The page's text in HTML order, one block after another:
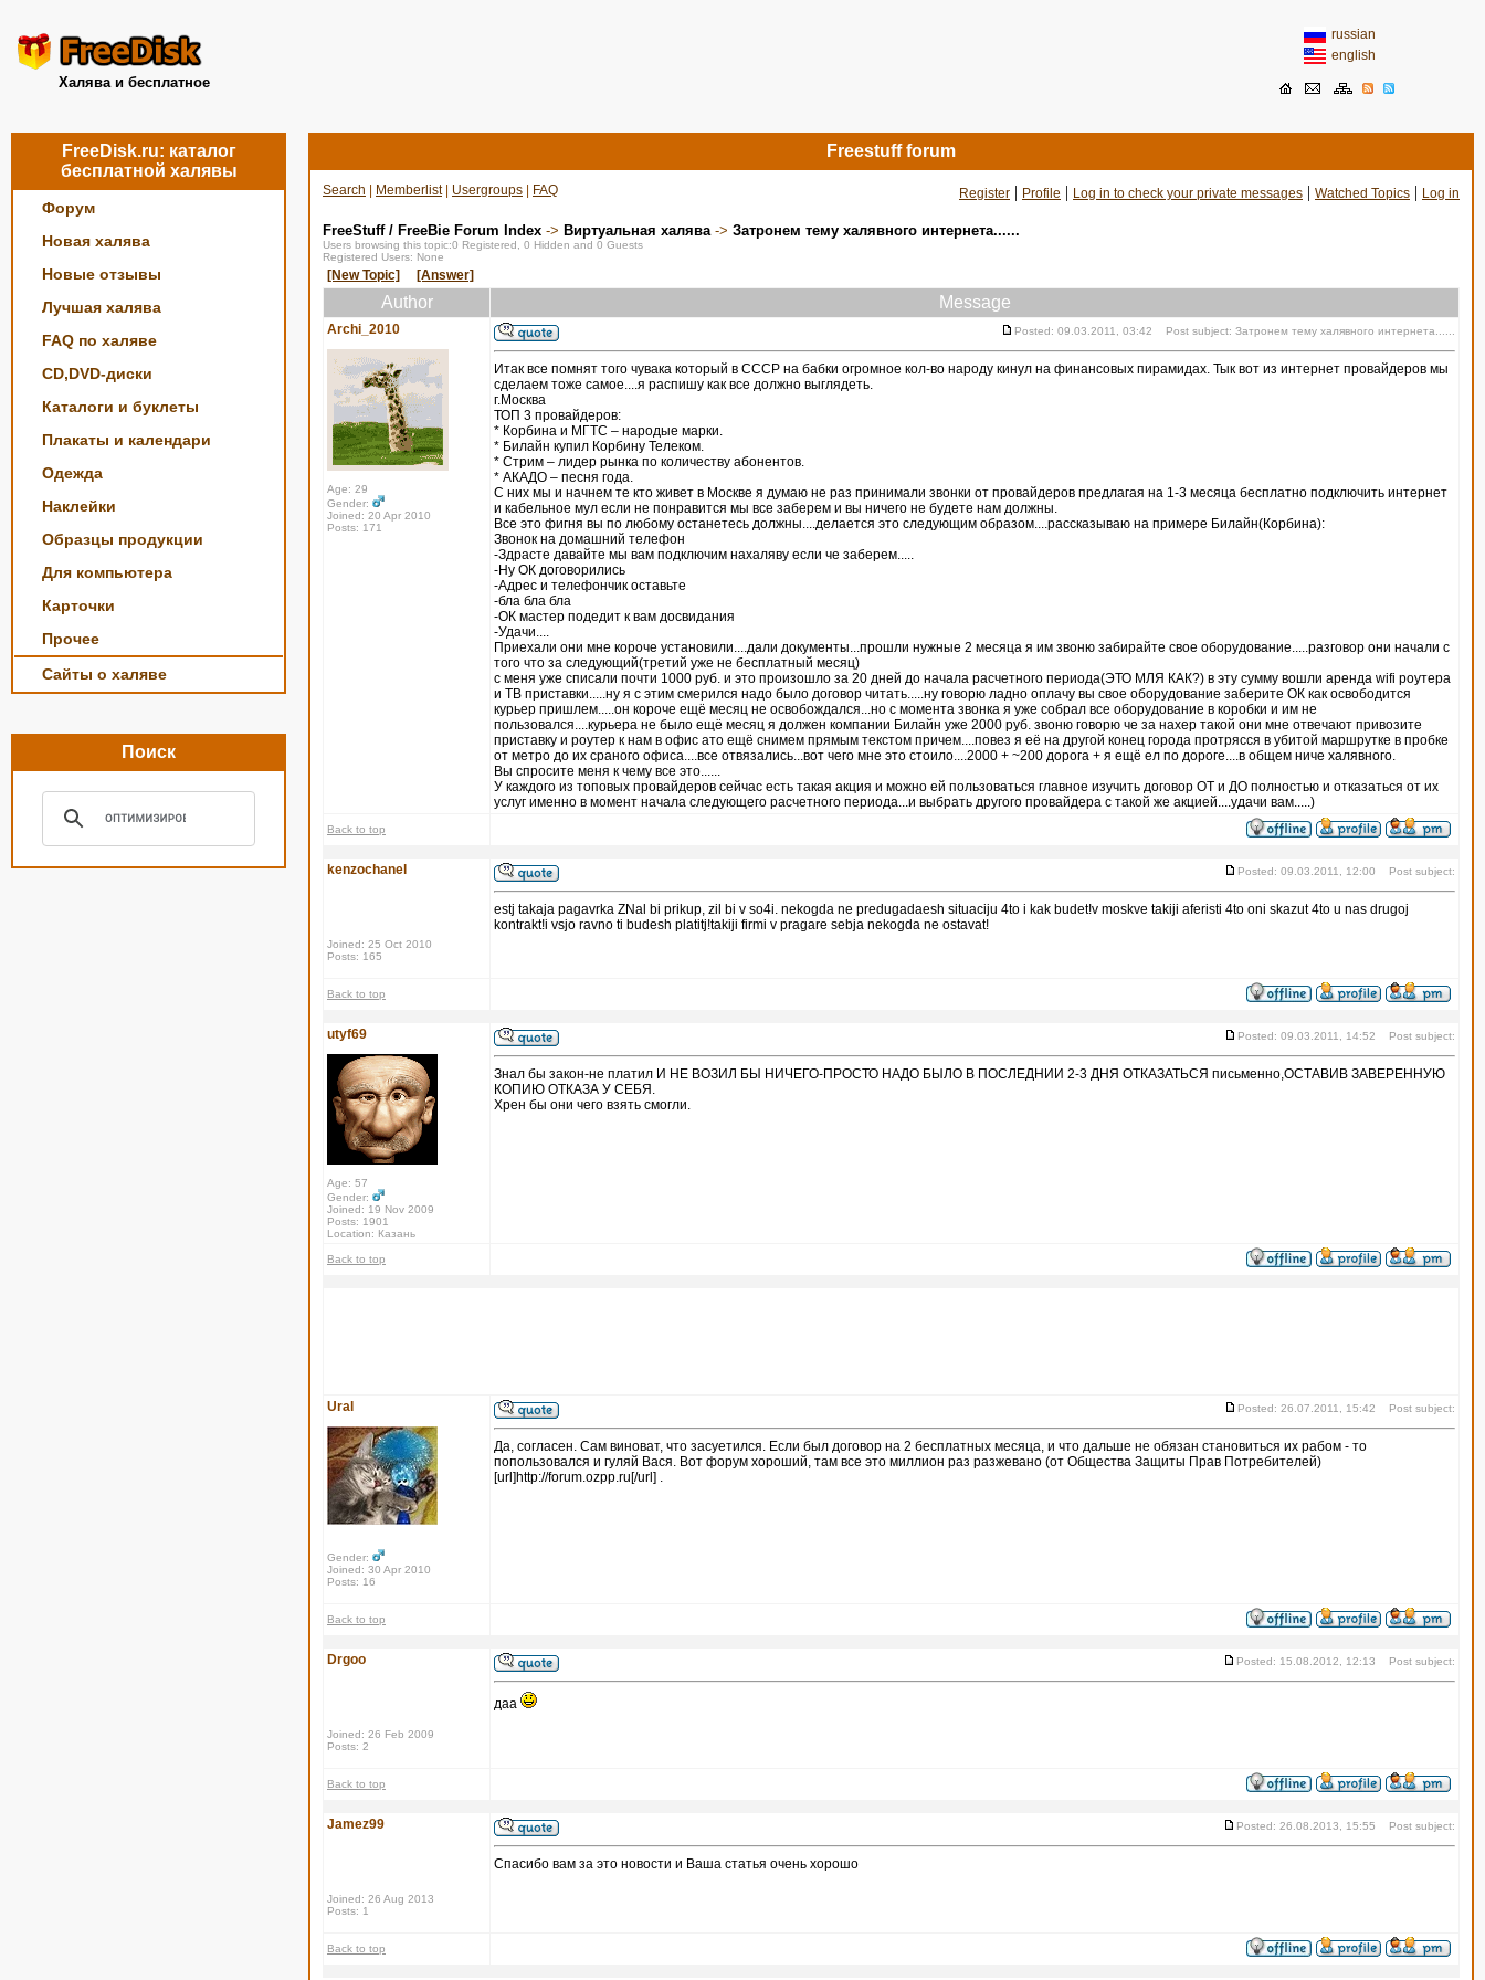
Халява и бесплатное
russian
english
FreeDisk.ru: каталог
бесплатной халявы
Форум
Новая халява
Новые отзывы
Лучшая халява
FAQ по халяве
CD,DVD-диски
Каталоги и буклеты
Плакаты и календари
Одежда
Наклейки
Образцы продукции
Для компьютера
Карточки
Прочее
Сайты о халяве
Поиск
Freestuff forum
Search Memberlist| Usergroups FAQ Register | Profile | Log in to check your private messages | Watched Topics | Log in
FreeStuff / FreeBie Forum Index -> Виртуальная халява-> Затронем тему халявного интернета......
Users browsing this topic:0 Registered, 0 Hidden and 0 Guests
Registered Users: None
[New Topic] [Answer]
Author Message
Archi_2010
Age: 29
Gender:
Joined: 20 Apr 2010
Posts: 171
Posted: 09.03.2011, 03:42 Post subject: Затронем тему халявного интернета......
Итак все помнят того чувака который в СССР на бабки огромное кол-во народу кинул на финансовых пирамидах. Тык вот из интернет провайдеров мы
сделаем тоже самое....я распишу как все должно выглядеть.
г.Москва
ТОП 3 провайдеров:
* Корбина и МГТС – народые марки.
* Билайн купил Корбину Телеком.
* Стрим – лидер рынка по количеству абонентов.
* АКАДО – песня года.
С них мы и начнем те кто живет в Москве я думаю не раз принимали звонки от провайдеров предлагая на 1-3 месяца бесплатно подключить интернет
и кабельное мул если не понравится мы все заберем и вы ничего не будете нам должны.
Все это фигня вы по любому останетесь должны....делается это следующим образом....рассказываю на примере Билайн(Корбина):
Звонок на домашний телефон
-Здрасте давайте мы вам подключим нахаляву если че заберем.....
-Ну ОК договорились
-Адрес и телефончик оставьте
-бла бла бла
-ОК мастер подедит к вам досвидания
-Удачи....
Приехали они мне короче установили....дали документы...прошли нужные 2 месяца я им звоню забирайте свое оборудование.....разговор они начали с
того что за следующий(третий уже не бесплатный месяц)
с меня уже списали почти 1000 руб. и это произошло за 20 дней до начала расчетного периода(ЭТО МЛЯ КАК?) в эту сумму вошли аренда wifi роутера
и ТВ приставки.....ну я с этим смерился надо было договор читать.....ну говорю ладно оплачу вы свое оборудование заберите ОК как освободится
курьер пришлем.....он короче ещё месяц не освобождался...но с момента звонка я уже собрал все оборудование в коробки и им не
пользовался....курьера не было ещё месяц я должен компании Билайн уже 2000 руб. звоню говорю че за нахер такой они мне отвечают привозите
приставку и роутер к нам в офис ато ещё снимем прямым текстом причем....повез я её на другой конец города протрясся в убитой маршрутке в пробке
от метро до их сраного офиса....все отвязались...вот чего мне это стоило....2000 + ~200 дорога + я ещё ел по дороге....в общем ниче халявного.
Вы спросите меня к чему все это......
У каждого из топовых провайдеров сейчас есть такая акция и можно ей пользоваться главное изучить договор ОТ и ДО полностью и отказаться от их
услуг именно в момент начала следующего расчетного периода...и выбрать другого провайдера с такой же акцией....удачи вам.....)
Back to top
kenzochanel
Joined: 25 Oct 2010
Posts: 165
Posted: 09.03.2011, 12:00 Post subject:
estj takaja pagavrka ZNal bi prikup, zil bi v so4i. nekogda ne predugadaesh situaciju 4to i kak budet!v moskve takiji aferisti 4to oni skazut 4to u nas drugoj
kontrakt!i vsjo ravno ti budesh platitj!takiji firmi v pragare sebja nekogda ne ostavat!
Back to top
utyf69
Age: 57
Gender:
Joined: 19 Nov 2009
Posts: 1901
Location: Казань
Posted: 09.03.2011, 14:52 Post subject:
Знал бы закон-не платил И НЕ ВОЗИЛ БЫ НИЧЕГО-ПРОСТО НАДО БЫЛО В ПОСЛЕДНИИ 2-3 ДНЯ ОТКАЗАТЬСЯ письменно,ОСТАВИВ ЗАВЕРЕННУЮ
КОПИЮ ОТКАЗА У СЕБЯ.
Хрен бы они чего взять смогли.
Back to top
Ural
Gender:
Joined: 30 Apr 2010
Posts: 16
Posted: 26.07.2011, 15:42 Post subject:
Да, согласен. Сам виноват, что засуетился. Если был договор на 2 бесплатных месяца, и что дальше не обязан становиться их рабом - то
попользовался и гуляй Вася. Вот форум хороший, там все это миллион раз разжевано (от Общества Защиты Прав Потребителей)
[url]http://forum.ozpp.ru[/url] .
Back to top
Drgoo
Joined: 26 Feb 2009
Posts: 2
Posted: 15.08.2012, 12:13 Post subject:
даа
Back to top
Jamez99
Joined: 26 Aug 2013
Posts: 1
Posted: 26.08.2013, 15:55 Post subject:
Спасибо вам за это новости и Ваша статья очень хорошо
Back to top